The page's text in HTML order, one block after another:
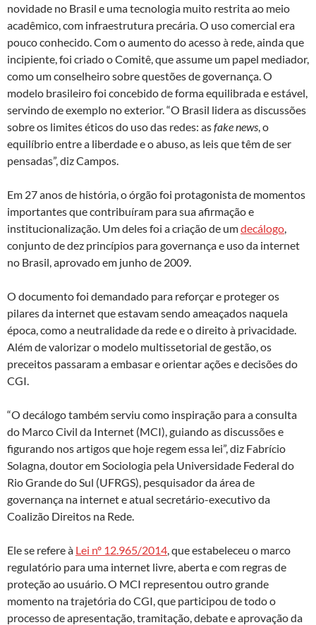
novidade no Brasil e uma tecnologia muito restrita ao meio
acadêmico, com infraestrutura precária. O uso comercial era
pouco conhecido. Com o aumento do acesso à rede, ainda que
incipiente, foi criado o Comitê, que assume um papel mediador,
como um conselheiro sobre questões de governança. O
modelo brasileiro foi concebido de forma equilibrada e estável,
servindo de exemplo no exterior. “O Brasil lidera as discussões
sobre os limites éticos do uso das redes: asfake news, o
equilíbrio entre a liberdade e o abuso, as leis que têm de ser
pensadas”, diz Campos.
Em 27 anos de história, o órgão foi protagonista de momentos
importantes que contribuíram para sua afirmação e
institucionalização. Um deles foi a criação de umdecálogo,
conjunto de dez princípios para governança e uso da internet
no Brasil, aprovado em junho de 2009.
O documento foi demandado para reforçar e proteger os
pilares da internet que estavam sendo ameaçados naquela
época, como a neutralidade da rede e o direito à privacidade.
Além de valorizar o modelo multissetorial de gestão, os
preceitos passaram a embasar e orientar ações e decisões do
CGI.
“O decálogo também serviu como inspiração para a consulta
do Marco Civil da Internet (MCI), guiando as discussões e
figurando nos artigos que hoje regem essa lei”, diz Fabrício
Solagna, doutor em Sociologia pela Universidade Federal do
Rio Grande do Sul (UFRGS), pesquisador da área de
governança na internet e atual secretário-executivo da
Coalizão Direitos na Rede.
Ele se refere à Lei nº 12.965/2014, que estabeleceu o marco
regulatório para uma internet livre, aberta e com regras de
proteção ao usuário. O MCI representou outro grande
momento na trajetória do CGI, que participou de todo o
processo de apresentação, tramitação, debate e aprovação da